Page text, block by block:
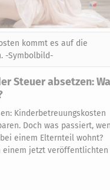
kommt es auf die
-Symbolbild-
Steuer absetzen:
Kinderbetreuungskosten
Doch was passiert,
einem Elternteil wohnt?
einem jetzt veröffentlichten